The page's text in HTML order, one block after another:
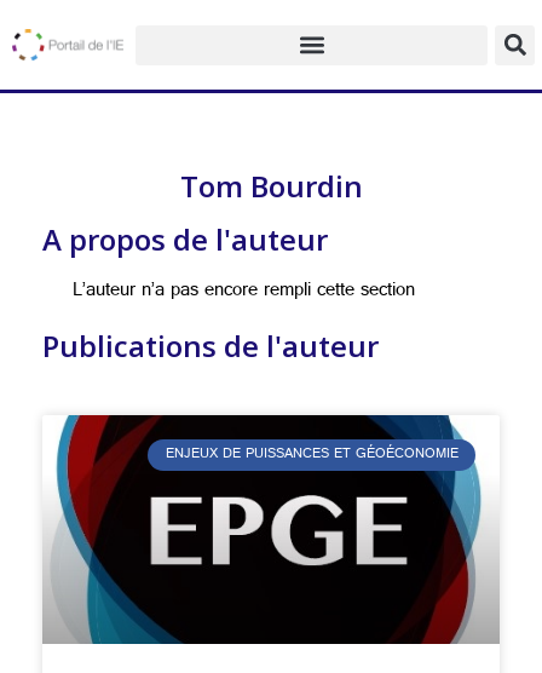
Tom Bourdin
A propos de l'auteur
L’auteur n’a pas encore rempli cette section
Publications de l'auteur
ENJEUX DE PUISSANCES ET GÉOÉCONOMIE